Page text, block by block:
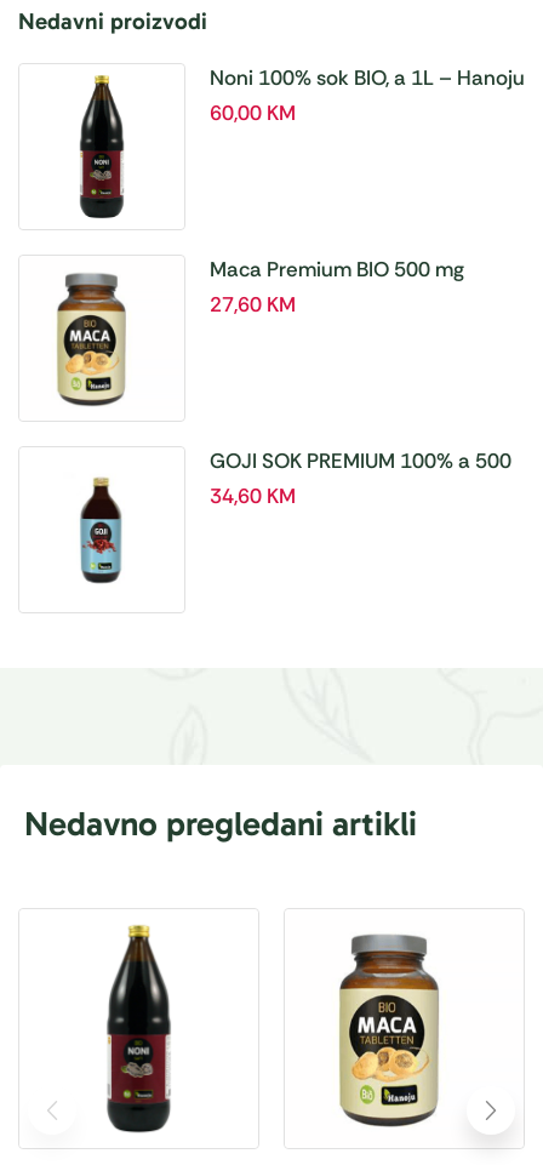
Nedavni proizvodi
Noni 100% sok BIO, a 1L – Hanoju
60,00 KM
Maca Premium BIO 500 mg
tablete, a180 tbl – Hanoju
27,60 KM
GOJI SOK PREMIUM 100% a 500
ml
34,60 KM
Nedavno pregledani artikli